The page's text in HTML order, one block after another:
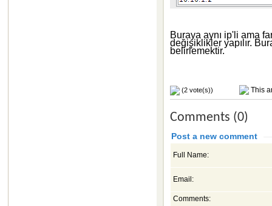
Buraya aynı ip'li ama
değişiklikler yapılır.
belirlemektir.
(2 vote(s)) This
Comments (0)
Post a new comment
Full Name:
Email:
Comments: